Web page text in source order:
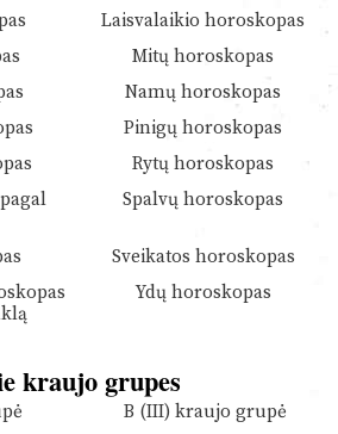
Laisvalaikio horoskopas
Mitų horoskopas
Namų horoskopas
Pinigų horoskopas
Rytų horoskopas
Spalvų horoskopas
Sveikatos horoskopas
Ydų horoskopas
kraujo grupes
B (III) kraujo grupė